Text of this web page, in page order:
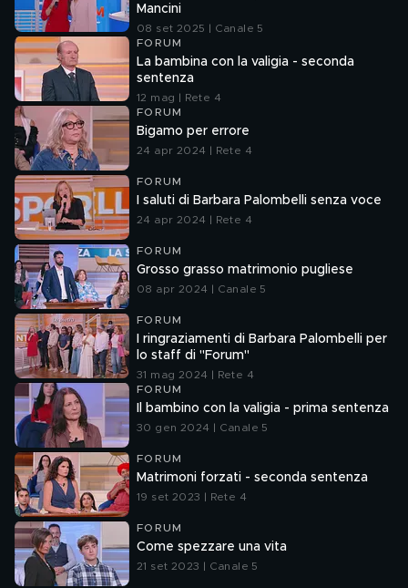
Mancini
08 set 2025 | Canale 5
FORUM
La bambina con la valigia - seconda
sentenza
12 mag | Rete 4
FORUM
Bigamo per errore
24 apr 2024 | Rete 4
FORUM
I saluti di Barbara Palombelli senza voce
24 apr 2024 | Rete 4
FORUM
Grosso grasso matrimonio pugliese
08 apr 2024 | Canale 5
FORUM
I ringraziamenti di Barbara Palombelli per
lo staff di "Forum"
31 mag 2024 | Rete 4
FORUM
Il bambino con la valigia - prima sentenza
30 gen 2024 | Canale 5
FORUM
Matrimoni forzati - seconda sentenza
19 set 2023 | Rete 4
FORUM
Come spezzare una vita
21 set 2023 | Canale 5